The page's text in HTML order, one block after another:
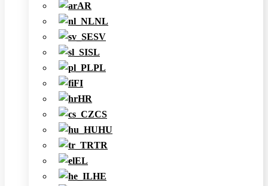
AR
NL
SV
SL
PL
FI
HR
CS
HU
TR
EL
HE